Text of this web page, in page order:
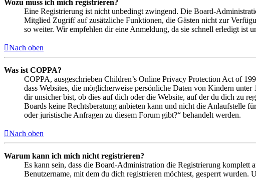
Wozu muss ich mich registrieren?
Eine Registrierung ist nicht unbedingt zwingend. Die Board-
Mitglied Zugriff auf zusätzliche Funktionen, die Gästen nicht zur
so weiter. Wir empfehlen dir eine Anmeldung, da sie schnell erledigt ist
Nach oben
Was ist COPPA?
COPPA, ausgeschrieben Children’s Online Privacy Protection Act of
dass Websites, die möglicherweise persönliche Daten von Kindern
dir unsicher bist, ob dies auf dich oder die Website, auf der du dich zu
Boards keine Rechtsberatung anbieten kann und nicht die Anlaufstelle
oder juristische Anfragen zu diesem Forum gibt?“ behandelt werden.
Nach oben
Warum kann ich mich nicht registrieren?
Es kann sein, dass die Board-Administration die Registrierung komplett
Benutzername, mit dem du dich registrieren möchtest, gesperrt